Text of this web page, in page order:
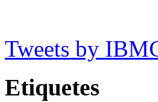
Tweets by
Etiquetes